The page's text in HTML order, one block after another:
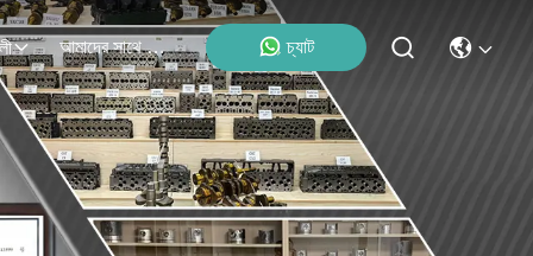
আমাদের সাথে যোগাযোগ চ্যাট